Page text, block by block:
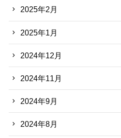
2025年2月
2025年1月
2024年12月
2024年11月
2024年9月
2024年8月